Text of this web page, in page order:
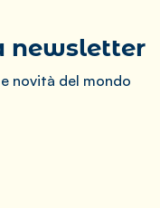
newsletter
novità del mondo